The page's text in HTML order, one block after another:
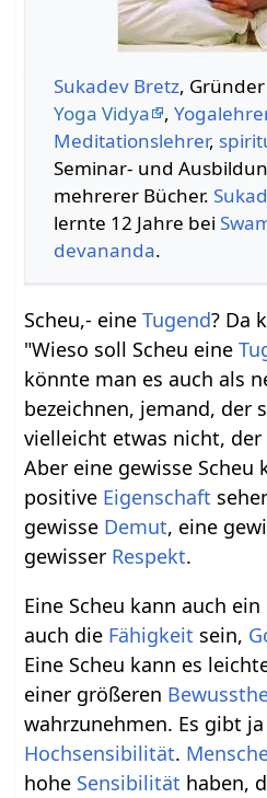
Sukadev Bretz,
Yoga Vidya
, Yogalehrer
Meditationslehrer,
Seminar- und
mehrerer Bücher.
lernte 12 Jahre bei
devananda.
Scheu,- eineTugend? Da
"Wieso soll Scheu eine
könnte man es auch als
bezeichnen, jemand, der
vielleicht etwas nicht,
Aber eine gewisse Scheu
positive Eigenschaft
gewisse Demut, eine
gewisser Respekt.
Eine Scheu kann auch ein
auch die Fähigkeit sein,
Eine Scheu kann es
einer größeren
wahrzunehmen. Es gibt
Hochsensibilität.
hohe Sensibilität haben,